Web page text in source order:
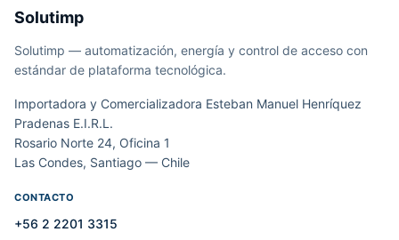
Solutimp
Solutimp — automatización, energía y control de acceso con
estándar de plataforma tecnológica.
Importadora y Comercializadora Esteban Manuel Henríquez
Pradenas E.I.R.L.
Rosario Norte 24, Oficina 1
Las Condes, Santiago — Chile
CONTACTO
+56 2 2201 3315